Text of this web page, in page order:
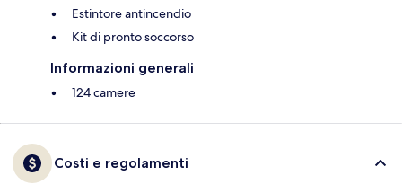
Estintore antincendio
Kit di pronto soccorso
Informazioni generali
124 camere
Costi e regolamenti